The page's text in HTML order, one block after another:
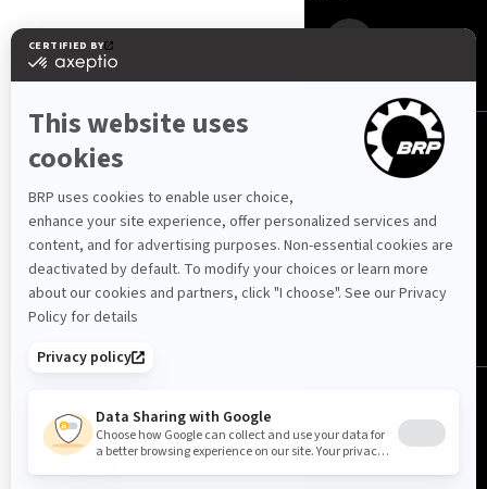
Κύπρος (Ελληνικά)
© BRP 2003-2026